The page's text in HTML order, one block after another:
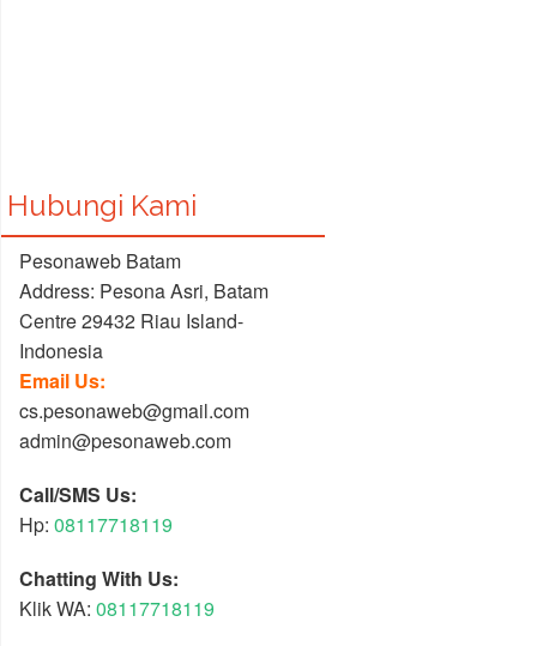
Hubungi Kami
Pesonaweb Batam
Address: Pesona Asri, Batam
Centre 29432 Riau Island-
Indonesia
Email Us:
cs.pesonaweb@gmail.com
admin@pesonaweb.com
Call/SMS Us:
Hp: 08117718119
Chatting With Us:
Klik WA: 08117718119